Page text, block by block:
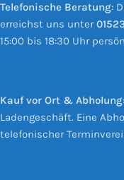
Telefonische Beratung:
erreichst uns unter
15:00 bis 18:30 Uhr
Kauf vor Ort & Abholung
Ladengeschäft. Eine
telefonischer